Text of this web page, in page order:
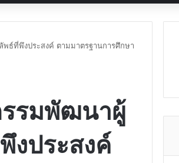
ธ์ที่พึงประสงค์ ตามมาตรฐานการศึกษา
รมพัฒนาผู้
งประสงค์